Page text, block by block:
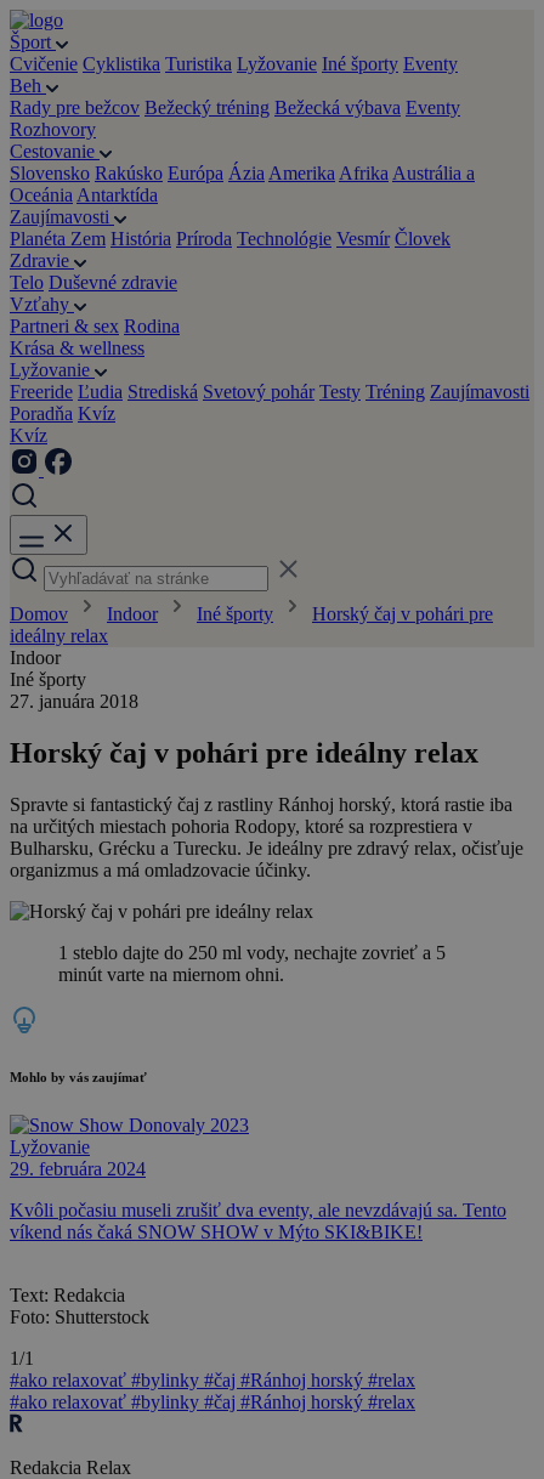
Šport
Cvičenie Cyklistika Turistika Lyžovanie Iné športy Eventy
Beh
Rady pre bežcov Bežecký tréning Bežecká výbava Eventy
Rozhovory
Cestovanie
Slovensko Rakúsko Európa Ázia Amerika Afrika Austrália a
Oceánia Antarktída
Zaujímavosti
Planéta Zem História Príroda Technológie Vesmír Človek
Zdravie
Telo Duševné zdravie
Vzťahy
Partneri & sex Rodina
Krása & wellness
Lyžovanie
Freeride Ľudia Strediská Svetový pohár Testy Tréning Zaujímavosti
Poradňa Kvíz
Kvíz
Domov Indoor Iné športy
Horský čaj v pohári pre
ideálny relax
Indoor
Iné športy
27. januára 2018
Horský čaj v pohári pre ideálny relax
Spravte si fantastický čaj z rastliny Ránhoj horský, ktorá rastie iba
na určitých miestach pohoria Rodopy, ktoré sa rozprestiera v
Bulharsku, Grécku a Turecku. Je ideálny pre zdravý relax, očisťuje
organizmus a má omladzovacie účinky.
1 steblo dajte do 250 ml vody, nechajte zovrieť a 5
minút varte na miernom ohni.
Mohlo by vás zaujímať
Lyžovanie
29. februára 2024
Kvôli počasiu museli zrušiť dva eventy, ale nevzdávajú sa. Tento
víkend nás čaká SNOW SHOW v Mýto SKI&BIKE!
Text: Redakcia
Foto: Shutterstock
1/1
#ako relaxovať #bylinky #čaj #Ránhoj horský #relax
#ako relaxovať #bylinky #čaj #Ránhoj horský #relax
Redakcia Relax